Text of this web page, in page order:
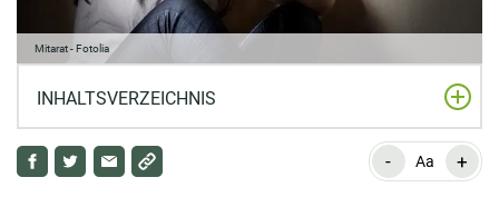
Mitarat - Fotolia
INHALTSVERZEICHNIS
Wissenswertes über Depressionen - Aa +